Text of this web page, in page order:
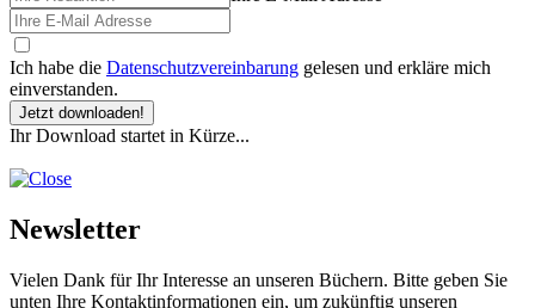
Ich habe die Datenschutzvereinbarung gelesen und erkläre mich
einverstanden.
Jetzt downloaden!
Ihr Download startet in Kürze...
Newsletter
Vielen Dank für Ihr Interesse an unseren Büchern. Bitte geben Sie
unten Ihre Kontaktinformationen ein, um zukünftig unseren